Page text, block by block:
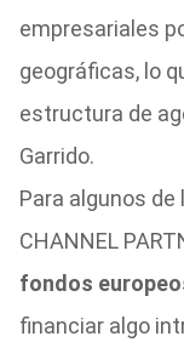
empresariales
geográficas, lo
estructura de
Garrido.
Para algunos
CHANNEL
fondos
financiar algo